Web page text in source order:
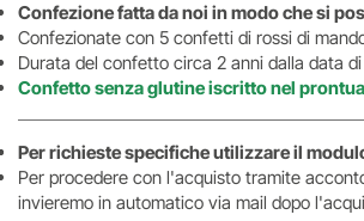
Confezione fatta da noi in modo che si
Confezionate con 5 confetti di rossi di
Durata del confetto circa 2 anni dalla data
Confetto senza glutine iscritto nel
Per richieste specifiche utilizzare il
Per procedere con l'acquisto tramite
invieremo in automatico via mail dopo